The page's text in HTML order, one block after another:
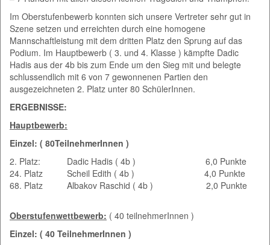
Im Oberstufenbewerb konnten sich unsere Vertreter sehr gut in
Szene setzen und erreichten durch eine homogene
Mannschaftleistung mit dem dritten Platz den Sprung auf das
Podium. Im Hauptbewerb ( 3. und 4. Klasse ) kämpfte Dadic
Hadis aus der 4b bis zum Ende um den Sieg mit und belegte
schlussendlich mit 6 von 7 gewonnenen Partien den
ausgezeichneten 2. Platz unter 80 SchülerInnen.
ERGEBNISSE:
Hauptbewerb:
Einzel: ( 80TeilnehmerInnen )
2. Platz: Dadic Hadis ( 4b ) 6,0 Punkte
24. Platz Scheil Edith ( 4b ) 4,0 Punkte
68. Platz Albakov Raschid ( 4b ) 2,0 Punkte
Oberstufenwettbewerb: ( 40 teilnehmerInnen )
Einzel: ( 40 TeilnehmerInnen )